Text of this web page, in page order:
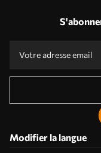
Modifier la langue